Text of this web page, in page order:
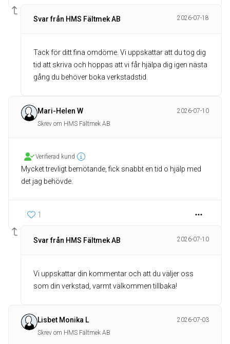
Svar från HMS Fältmek AB 2026-07-18
Tack för ditt fina omdöme. Vi uppskattar att du tog dig
tid att skriva och hoppas att vi får hjälpa dig igen nästa
gång du behöver boka verkstadstid.
Mari-Helen W
2026-07-10
Skrev om HMS Fältmek AB
Verifierad kund
Mycket trevligt bemötande, fick snabbt en tid o hjälp med
det jag behövde.
1
Svar från HMS Fältmek AB 2026-07-10
Vi uppskattar din kommentar och att du väljer oss
som din verkstad, varmt välkommen tillbaka!
Lisbet Monika L
2026-07-03
Skrev om HMS Fältmek AB